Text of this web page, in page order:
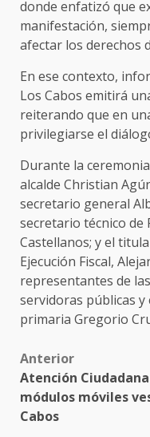
donde enfatizó que
manifestación,
afectar los derechos
En ese contexto,
Los Cabos emitirá
reiterando que en
privilegiarse el
Durante la
alcalde Christian
secretario general
secretario técnico de
Castellanos; y el
Ejecución Fiscal,
representantes de
servidoras públicas y
primaria Gregorio
Post
navigation
Anterior
Atención
módulos móviles
Cabos